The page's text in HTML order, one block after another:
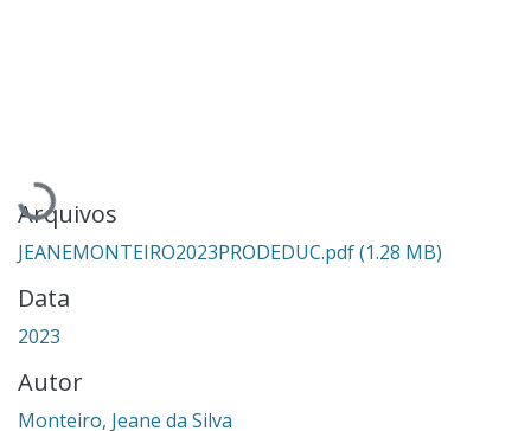
Carregando...
Arquivos
JEANEMONTEIRO2023PRODEDUC.pdf(1.28 MB)
Data
2023
Autor
Monteiro, Jeane da Silva